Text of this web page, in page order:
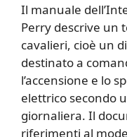
Il manuale
Perry descrive un
cavalieri, cioè un
destinato a
l’accensione e lo
elettrico secondo
giornaliera. Il
riferimenti al